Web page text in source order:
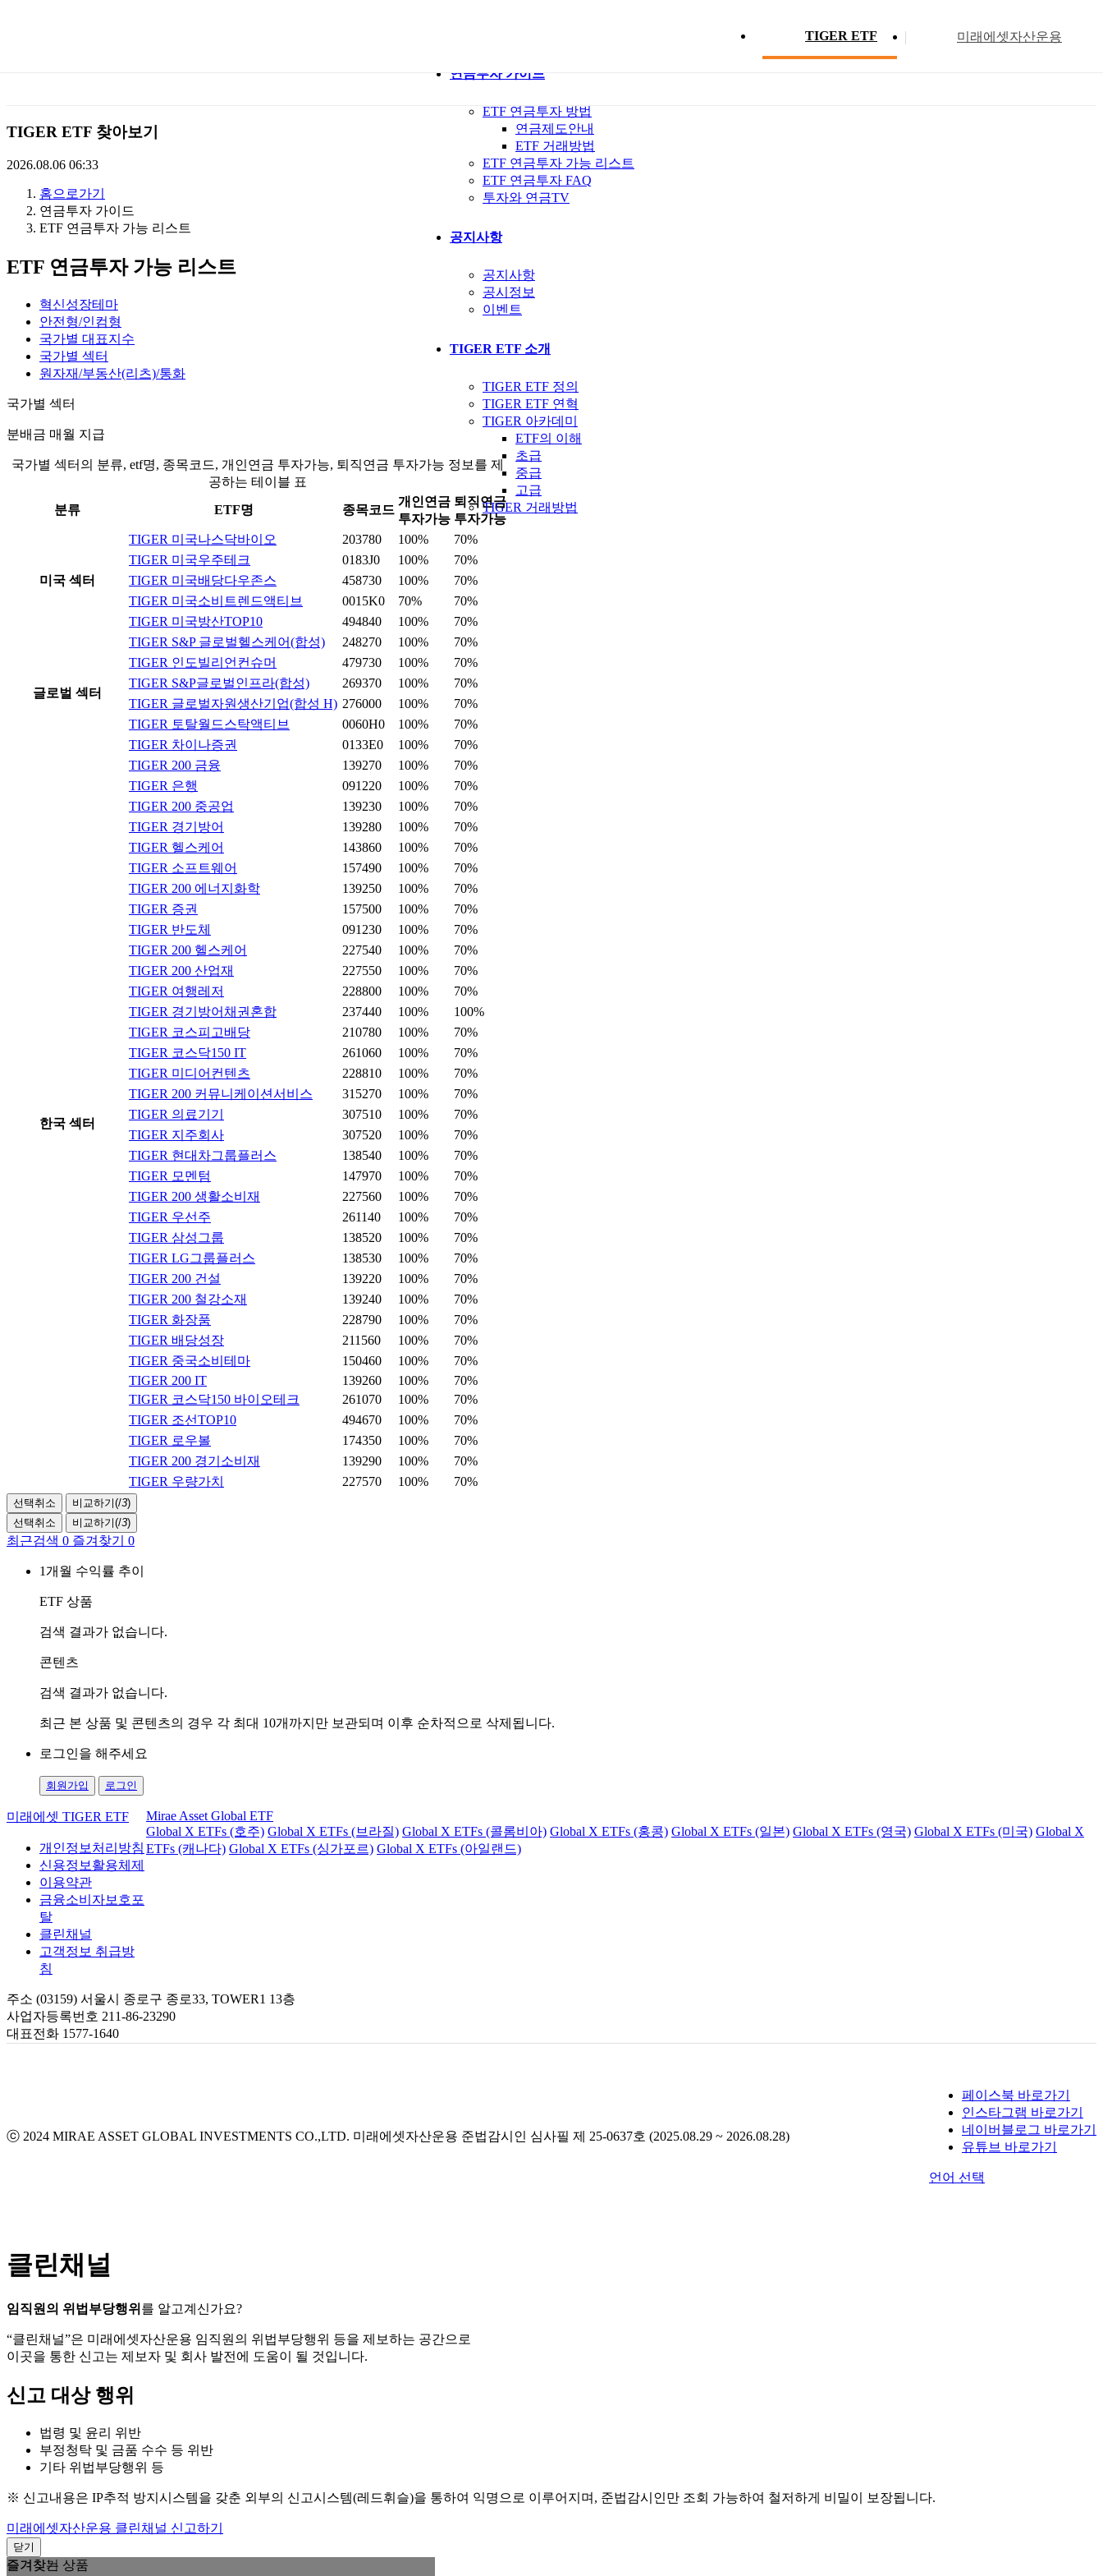
TIGER ETF 미래에셋자산운용
에
셋
TIGERETF
연금투자 가이드
ETF 연금투자 방법
연금제도안내
ETF 거래방법
ETF 연금투자 가능 리스트
ETF 연금투자 FAQ
투자와 연금TV
공지사항
공지사항
공시정보
이벤트
TIGER ETF 소개
TIGER ETF 정의
TIGER ETF 연혁
TIGER 아카데미
ETF의 이해
초급
중급
고급
TIGER 거래방법
ETF 분배금 현황
TIGER ETF 찾아보기
2026.08.06 06:33
홈으로가기
연금투자 가이드
ETF 연금투자 가능 리스트
ETF 연금투자 가능 리스트
혁신성장테마
안전형/인컴형
국가별 대표지수
국가별 섹터
원자재/부동산(리츠)/통화
국가별 섹터
분배금 매월 지급
국가별 섹터의 분류, etf명, 종목코드, 개인연금 투자가능, 퇴직연금 투자가능 정보를 제
공하는 테이블 표
분류
ETF명 종목코드
개인연금
투자가능
퇴직연금
투자가능
미국 섹터
TIGER 미국나스닥바이오 203780 100%
70%
TIGER 미국우주테크
0183J0 100%
70%
TIGER 미국배당다우존스
458730 100%
70%
TIGER 미국소비트렌드액티브
0015K0 70%
70%
TIGER 미국방산TOP10
494840 100% 70%
글로벌 섹터
TIGER S&P 글로벌헬스케어(합성) 248270 100%
70%
TIGER 인도빌리언컨슈머
479730 100%
70%
TIGER S&P글로벌인프라(합성)
269370 100%
70%
TIGER 글로벌자원생산기업(합성 H) 276000 100%
70%
TIGER 토탈월드스탁액티브
0060H0 100%
70%
TIGER 차이나증권
0133E0 100% 70%
한국 섹터
TIGER 200 금융 139270 100%
70%
TIGER 은행
091220 100%
70%
TIGER 200 중공업
139230 100%
70%
TIGER 경기방어
139280 100%
70%
TIGER 헬스케어
143860 100%
70%
TIGER 소프트웨어
157490 100%
70%
TIGER 200 에너지화학
139250 100%
70%
TIGER 증권
157500 100%
70%
TIGER 반도체
091230 100%
70%
TIGER 200 헬스케어
227540 100%
70%
TIGER 200 산업재
227550 100%
70%
TIGER 여행레저
228800 100%
70%
TIGER 경기방어채권혼합
237440 100%
100%
TIGER 코스피고배당
210780 100%
70%
TIGER 코스닥150 IT
261060 100%
70%
TIGER 미디어컨텐츠
228810 100%
70%
TIGER 200 커뮤니케이션서비스
315270 100%
70%
TIGER 의료기기
307510 100%
70%
TIGER 지주회사
307520 100%
70%
TIGER 현대차그룹플러스
138540 100%
70%
TIGER 모멘텀
147970 100%
70%
TIGER 200 생활소비재
227560 100%
70%
TIGER 우선주
261140 100%
70%
TIGER 삼성그룹
138520 100%
70%
TIGER LG그룹플러스
138530 100%
70%
TIGER 200 건설
139220 100%
70%
TIGER 200 철강소재
139240 100%
70%
TIGER 화장품
228790 100%
70%
TIGER 배당성장
211560 100%
70%
TIGER 중국소비테마
150460 100%
70%
TIGER 200 IT
139260 100%
70%
TIGER 코스닥150 바이오테크
261070 100%
70%
TIGER 조선TOP10
494670 100%
70%
TIGER 로우볼
174350 100%
70%
TIGER 200 경기소비재
139290 100%
70%
TIGER 우량가치
227570 100% 70%
선택취소 비교하기(/3)
선택취소
비교하기(/3)
최근검색 0 즐겨찾기 0
1개월 수익률 추이
ETF 상품
검색 결과가 없습니다.
콘텐츠
검색 결과가 없습니다.
최근 본 상품 및 콘텐츠의 경우 각 최대 10개까지만 보관되며 이후 순차적으로 삭제됩니다.
로그인을 해주세요
회원가입 로그인
미래에셋 TIGER ETF
개인정보처리방침
신용정보활용체제
이용약관
금융소비자보호포
탈
클린채널
고객정보 취급방
침
Mirae Asset Global ETF
Global X ETFs (호주) Global X ETFs (브라질) Global X ETFs (콜롬비아) Global X ETFs (홍콩) Global X ETFs (일본) Global X ETFs (영국) Global X ETFs (미국) Global X
ETFs (캐나다) Global X ETFs (싱가포르) Global X ETFs (아일랜드)
주소 (03159) 서울시 종로구 종로33, TOWER1 13층
사업자등록번호 211-86-23290
대표전화 1577-1640
ⓒ 2024 MIRAE ASSET GLOBAL INVESTMENTS CO.,LTD. 미래에셋자산운용 준법감시인 심사필 제 25-0637호 (2025.08.29 ~ 2026.08.28)
페이스북 바로가기
인스타그램 바로가기
네이버블로그 바로가기
유튜브 바로가기
언어 선택
클린채널
임직원의 위법부당행위 를 알고계신가요?
“클린채널”은 미래에셋자산운용 임직원의 위법부당행위 등을 제보하는 공간으로
이곳을 통한 신고는 제보자 및 회사 발전에 도움이 될 것입니다.
신고 대상 행위
법령 및 윤리 위반
부정청탁 및 금품 수수 등 위반
기타 위법부당행위 등
※ 신고내용은 IP추적 방지시스템을 갖춘 외부의 신고시스템(레드휘슬)을 통하여 익명으로 이루어지며, 준법감시인만 조회 가능하여 철저하게 비밀이 보장됩니다.
미래에셋자산운용 클린채널 신고하기
닫기
즐겨찾는 상품
즐겨찾기